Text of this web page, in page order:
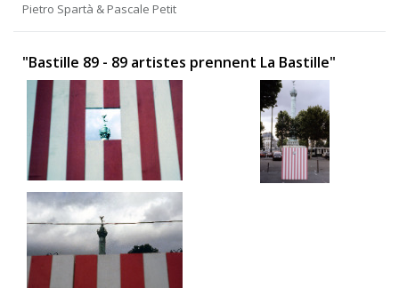
Pietro Spartà & Pascale Petit
"Bastille 89 - 89 artistes prennent La Bastille"